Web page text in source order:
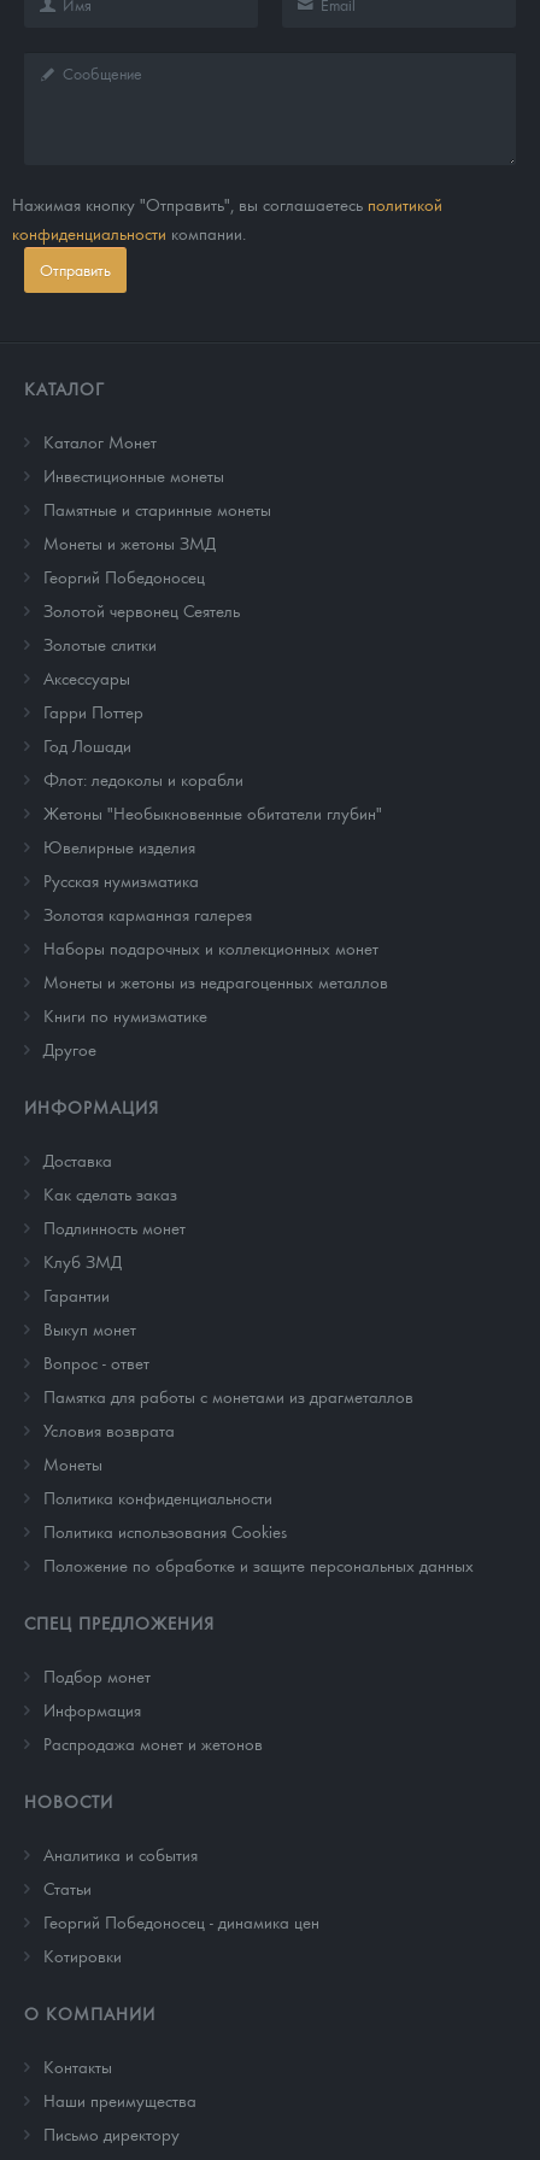
Нажимая кнопку "Отправить", вы соглашаетесь политикой
конфиденциальности компании.
Отправить
КАТАЛОГ
Каталог Монет
Инвестиционные монеты
Памятные и старинные монеты
Монеты и жетоны ЗМД
Георгий Победоносец
Золотой червонец Сеятель
Золотые слитки
Аксессуары
Гарри Поттер
Год Лошади
Флот: ледоколы и корабли
Жетоны "Необыкновенные обитатели глубин"
Ювелирные изделия
Русская нумизматика
Золотая карманная галерея
Наборы подарочных и коллекционных монет
Монеты и жетоны из недрагоценных металлов
Книги по нумизматике
Другое
ИНФОРМАЦИЯ
Доставка
Как сделать заказ
Подлинность монет
Клуб ЗМД
Гарантии
Выкуп монет
Вопрос - ответ
Памятка для работы с монетами из драгметаллов
Условия возврата
Монеты
Политика конфиденциальности
Политика использования Cookies
Положение по обработке и защите персональных данных
СПЕЦ ПРЕДЛОЖЕНИЯ
Подбор монет
Информация
Распродажа монет и жетонов
НОВОСТИ
Аналитика и события
Cтатьи
Георгий Победоносец - динамика цен
Котировки
О КОМПАНИИ
Контакты
Наши преимущества
Письмо директору